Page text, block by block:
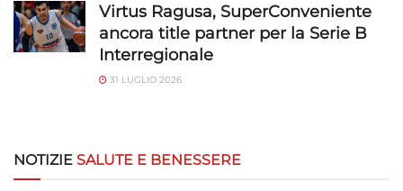
Virtus Ragusa, SuperConveniente
ancora title partner per la Serie B
Interregionale
31 LUGLIO 2026
NOTIZIE SALUTE E BENESSERE